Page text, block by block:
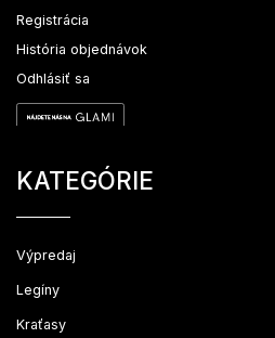
Registrácia
História objednávok
Odhlásiť sa
KATEGÓRIE
Výpredaj
Legíny
Kraťasy